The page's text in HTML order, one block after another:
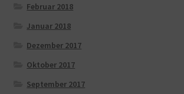
Februar 2018
Januar 2018
Dezember 2017
Oktober 2017
September 2017